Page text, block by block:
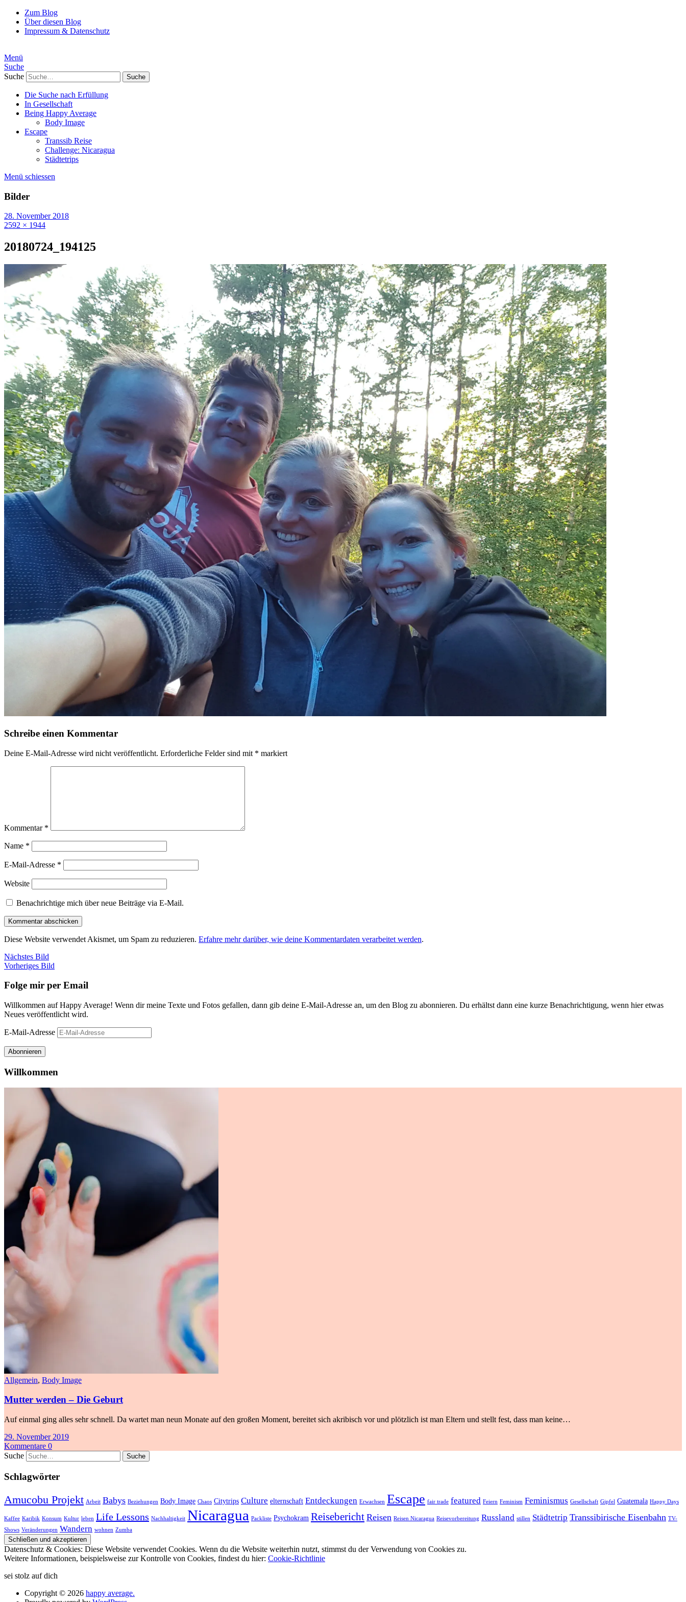
Zum Blog
Über diesen Blog
Impressum & Datenschutz
Menü
Suche
Suche
Die Suche nach Erfüllung
In Gesellschaft
Being Happy Average
Body Image
Escape
Transsib Reise
Challenge: Nicaragua
Städtetrips
Menü schiessen
Bilder
28. November 2018
2592 × 1944
20180724_194125
Schreibe einen Kommentar
Deine E-Mail-Adresse wird nicht veröffentlicht. Erforderliche Felder sind mit * markiert
Kommentar *
Name *
E-Mail-Adresse *
Website
Benachrichtige mich über neue Beiträge via E-Mail.
Diese Website verwendet Akismet, um Spam zu reduzieren. Erfahre mehr darüber, wie deine Kommentardaten verarbeitet werden.
Nächstes Bild
Vorheriges Bild
Folge mir per Email
Willkommen auf Happy Average! Wenn dir meine Texte und Fotos gefallen, dann gib deine E-Mail-Adresse an, um den Blog zu abonnieren. Du erhältst dann eine kurze Benachrichtigung, wenn hier etwas
Neues veröffentlicht wird.
E-Mail-Adresse
Abonnieren
Willkommen
Allgemein, Body Image
Mutter werden – Die Geburt
Auf einmal ging alles sehr schnell. Da wartet man neun Monate auf den großen Moment, bereitet sich akribisch vor und plötzlich ist man Eltern und stellt fest, dass man keine…
29. November 2019
Kommentare 0
Suche
Schlagwörter
Amucobu Projekt Arbeit Babys Beziehungen Body Image Chaos Citytrips Culture elternschaft Entdeckungen Erwachsen Escape fair trade featured Feiern Feminism Feminismus Gesellschaft Gipfel Guatemala Happy Days
Kaffee Karibik Konsum Kultur leben Life Lessons Nachhaltigkeit Nicaragua Packliste Psychokram Reisebericht Reisen Reisen Nicaragua Reisevorbereitung Russland stillen Städtetrip Transsibirische Eisenbahn TV-
Shows Veränderungen Wandern wohnen Zumba
Datenschutz & Cookies: Diese Website verwendet Cookies. Wenn du die Website weiterhin nutzt, stimmst du der Verwendung von Cookies zu.
Weitere Informationen, beispielsweise zur Kontrolle von Cookies, findest du hier: Cookie-Richtlinie
sei stolz auf dich
Copyright © 2026 happy average.